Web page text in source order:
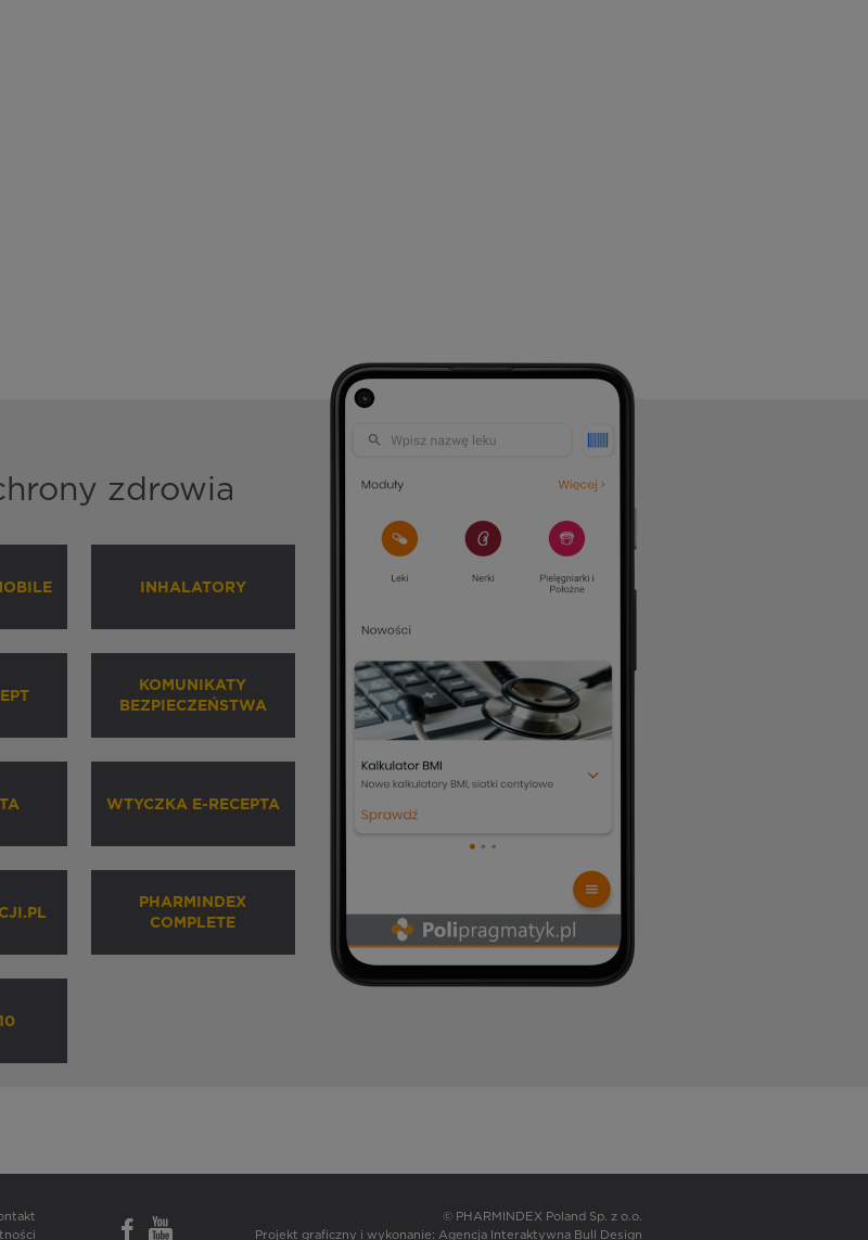
zdrowia
INHALATORY
KOMUNIKATY
BEZPIECZEŃSTWA
WTYCZKA E-RECEPTA
PHARMINDEX
COMPLETE
© PHARMINDEX Poland Sp. z o.o.
Projekt graficzny i wykonanie: Agencja Interaktywna Bull Design